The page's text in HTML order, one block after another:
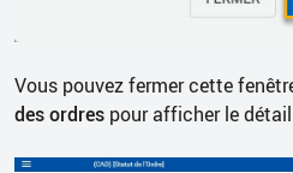
Vous pouvez fermer cette
des ordres pour afficher le